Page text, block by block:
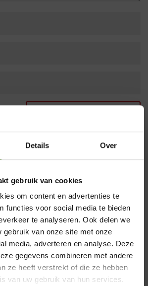
Details Over
gebruik van cookies
om content en advertenties te
functies voor social media te bieden
te analyseren. Ook delen we
gebruik van onze site met onze
media, adverteren en analyse. Deze
gegevens combineren met andere
ze heeft verstrekt of die ze hebben
van uw gebruik van hun services.
product
×